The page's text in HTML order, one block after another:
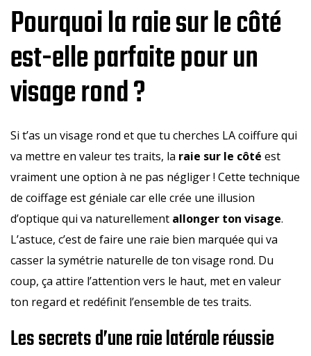
Pourquoi la raie sur le côté
est-elle parfaite pour un
visage rond ?
Si t’as un visage rond et que tu cherches LA coiffure qui
va mettre en valeur tes traits, la raie sur le côté est
vraiment une option à ne pas négliger ! Cette technique
de coiffage est géniale car elle crée une illusion
d’optique qui va naturellement allonger ton visage.
L’astuce, c’est de faire une raie bien marquée qui va
casser la symétrie naturelle de ton visage rond. Du
coup, ça attire l’attention vers le haut, met en valeur
ton regard et redéfinit l’ensemble de tes traits.
Les secrets d’une raie latérale réussie